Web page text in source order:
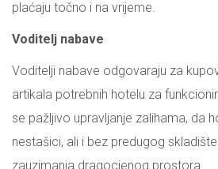
plaćaju točno i na vrijeme.
Voditelj nabave
Voditelji nabave odgovaraju za
artikala potrebnih hotelu za
se pažljivo upravljanje zalihama, da
nestašici, ali i bez predugog
zauzimanja dragocjenog prostora.